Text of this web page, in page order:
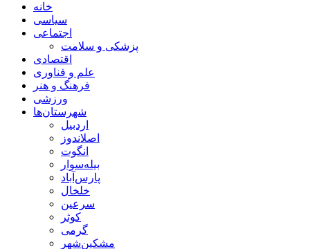
خانه
سیاسی
اجتماعی
پزشکی و سلامت
اقتصادی
علم و فناوری
فرهنگ و هنر
ورزشی
شهرستان‌ها
اردبیل
اصلاندوز
انگوت
بیله‌سوار
پارس‌آباد
خلخال
سرعین
کوثر
گرمی
مشکین‌شهر